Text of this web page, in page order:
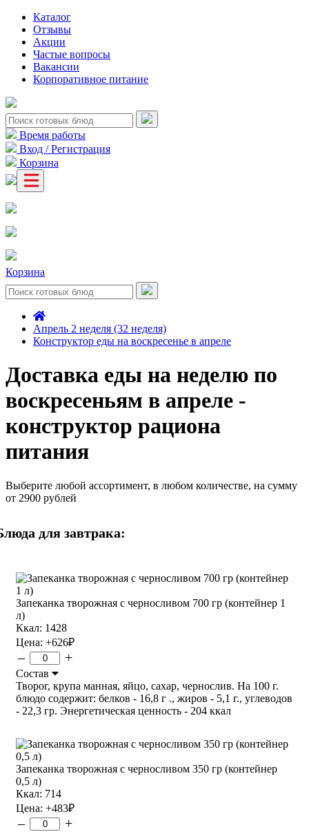
Каталог
Отзывы
Акции
Частые вопросы
Вакансии
Корпоративное питание
Время работы
Вход / Регистрация
Корзина
Корзина
Апрель 2 неделя (32 неделя)
Конструктор еды на воскресенье в апреле
Доставка еды на неделю по
воскресеньям в апреле -
конструктор рациона
питания
Выберите любой ассортимент, в любом количестве, на сумму
от 2900 рублей
для завтрака:
Запеканка творожная с черносливом 700 гр (контейнер 1
л)
Ккал: 1428
Цена: +626₽
– +
Состав
Творог, крупа манная, яйцо, сахар, чернослив. На 100 г.
блюдо содержит: белков - 16,8 г ., жиров - 5,1 г., углеводов
- 22,3 гр. Энергетическая ценность - 204 ккал
Запеканка творожная с черносливом 350 гр (контейнер
0,5 л)
Ккал: 714
Цена: +483₽
– +